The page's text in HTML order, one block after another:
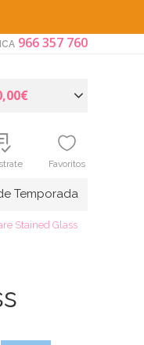
966 357 760
Favoritos
Temporada
Stained Glass